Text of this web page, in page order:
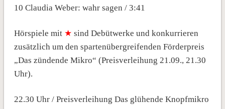
10 Claudia Weber: wahr sagen / 3:41
Hörspiele mit ★ sind Debütwerke und konkurrieren
zusätzlich um den spartenübergreifenden Förderpreis
„Das zündende Mikro“ (Preisverleihung 21.09., 21.30
Uhr).
22.30 Uhr / Preisverleihung Das glühende Knopfmikro